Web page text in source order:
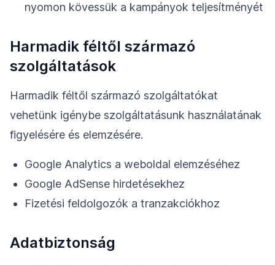
nyomon kövessük a kampányok teljesítményét
Harmadik féltől származó
szolgáltatások
Harmadik féltől származó szolgáltatókat
vehetünk igénybe szolgáltatásunk használatának
figyelésére és elemzésére.
Google Analytics a weboldal elemzéséhez
Google AdSense hirdetésekhez
Fizetési feldolgozók a tranzakciókhoz
Adatbiztonság